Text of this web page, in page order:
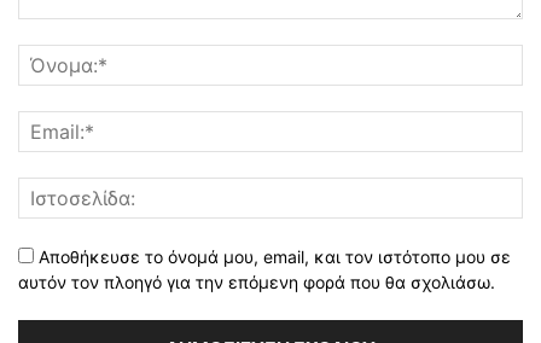
Αποθήκευσε το όνομά μου, email, και τον ιστότοπο μου σε
αυτόν τον πλοηγό για την επόμενη φορά που θα σχολιάσω.